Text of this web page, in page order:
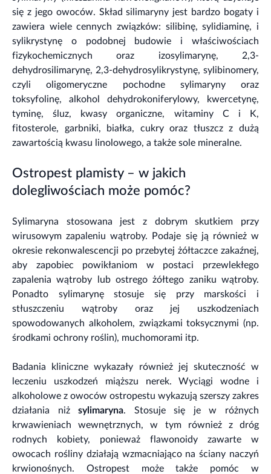
się z jego owoców. Skład silimaryny jest bardzo bogaty i
zawiera wiele cennych związków: silibinę, sylidiaminę, i
sylikrystynę o podobnej budowie i właściwościach
fizykochemicznych oraz izosylimarynę, 2,3-
dehydrosilimarynę, 2,3-dehydrosylikrystynę, sylibinomery,
czyli oligomeryczne pochodne sylimaryny oraz
toksyfolinę, alkohol dehydrokoniferylowy, kwercetynę,
tyminę, śluz, kwasy organiczne, witaminy C i K,
fitosterole, garbniki, białka, cukry oraz tłuszcz z dużą
zawartością kwasu linolowego, a także sole mineralne.
Ostropest plamisty – w jakich
dolegliwościach może pomóc?
Sylimaryna stosowana jest z dobrym skutkiem przy
wirusowym zapaleniu wątroby. Podaje się ją również w
okresie rekonwalescencji po przebytej żółtaczce zakaźnej,
aby zapobiec powikłaniom w postaci przewlekłego
zapalenia wątroby lub ostrego żółtego zaniku wątroby.
Ponadto sylimarynę stosuje się przy marskości i
stłuszczeniu wątroby oraz jej uszkodzeniach
spowodowanych alkoholem, związkami toksycznymi (np.
środkami ochrony roślin), muchomorami itp.
Badania kliniczne wykazały również jej skuteczność w
leczeniu uszkodzeń miąższu nerek. Wyciągi wodne i
alkoholowe z owoców ostropestu wykazują szerszy zakres
działania niżsylimaryna. Stosuje się je w różnych
krwawieniach wewnętrznych, w tym również z dróg
rodnych kobiety, ponieważ flawonoidy zawarte w
owocach rośliny działają wzmacniająco na ściany naczyń
krwionośnych. Ostropest może także pomóc w